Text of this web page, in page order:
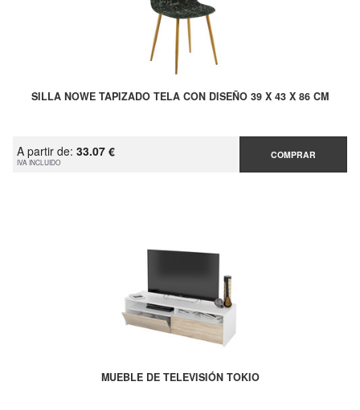
SILLA NOWE TAPIZADO TELA CON DISEÑO 39 X 43 X 86 CM
A partir de: 33.07 €
IVA INCLUIDO
COMPRAR
MUEBLE DE TELEVISIÓN TOKIO